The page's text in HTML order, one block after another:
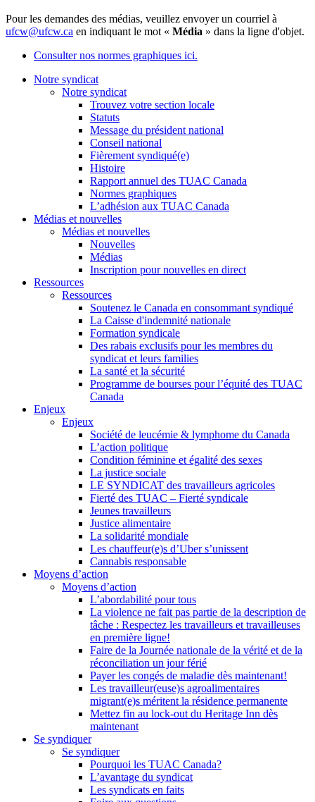
Pour les demandes des médias, veuillez envoyer un courriel à
ufcw@ufcw.ca en indiquant le mot « Média » dans la ligne d'objet.
Consulter nos normes graphiques ici.
Notre syndicat
Notre syndicat
Trouvez votre section locale
Statuts
Message du président national
Conseil national
Fièrement syndiqué(e)
Histoire
Rapport annuel des TUAC Canada
Normes graphiques
L’adhésion aux TUAC Canada
Médias et nouvelles
Médias et nouvelles
Nouvelles
Médias
Inscription pour nouvelles en direct
Ressources
Ressources
Soutenez le Canada en consommant syndiqué
La Caisse d'indemnité nationale
Formation syndicale
Des rabais exclusifs pour les membres du
syndicat et leurs families
La santé et la sécurité
Programme de bourses pour l’équité des TUAC
Canada
Enjeux
Enjeux
Société de leucémie & lymphome du Canada
L’action politique
Condition féminine et égalité des sexes
La justice sociale
LE SYNDICAT des travailleurs agricoles
Fierté des TUAC – Fierté syndicale
Jeunes travailleurs
Justice alimentaire
La solidarité mondiale
Les chauffeur(e)s d’Uber s’unissent
Cannabis responsable
Moyens d’action
Moyens d’action
L’abordabilité pour tous
La violence ne fait pas partie de la description de
tâche : Respectez les travailleurs et travailleuses
en première ligne!
Faire de la Journée nationale de la vérité et de la
réconciliation un jour férié
Payer les congés de maladie dès maintenant!
Les travailleur(euse)s agroalimentaires
migrant(e)s méritent la résidence permanente
Mettez fin au lock-out du Heritage Inn dès
maintenant
Se syndiquer
Se syndiquer
Pourquoi les TUAC Canada?
L’avantage du syndicat
Les syndicats en faits